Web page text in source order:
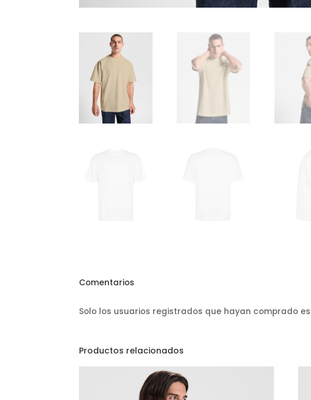
Comentarios
Solo los usuarios registrados que hayan comprado
Productos relacionados